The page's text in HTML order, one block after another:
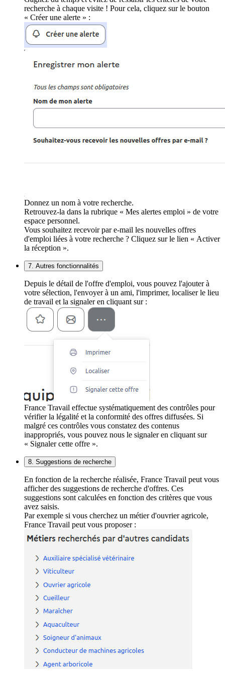
recherche à chaque visite ! Pour cela, cliquez sur le bouton
« Créer une alerte » :
Donnez un nom à votre recherche.
Retrouvez-la dans la rubrique « Mes alertes emploi » de votre
espace personnel.
Vous souhaitez recevoir par e-mail les nouvelles offres
d'emploi liées à votre recherche ? Cliquez sur le lien « Activer
la réception ».
7. Autres fonctionnalités
Depuis le détail de l'offre d'emploi, vous pouvez l'ajouter à
votre sélection, l'envoyer à un ami, l'imprimer, localiser le lieu
de travail et la signaler en cliquant sur :
France Travail effectue systématiquement des contrôles pour
vérifier la légalité et la conformité des offres diffusées. Si
malgré ces contrôles vous constatez des contenus
inappropriés, vous pouvez nous le signaler en cliquant sur
« Signaler cette offre ».
8. Suggestions de recherche
En fonction de la recherche réalisée, France Travail peut vous
afficher des suggestions de recherche d'offres. Ces
suggestions sont calculées en fonction des critères que vous
avez saisis.
Par exemple si vous cherchez un métier d'ouvrier agricole,
France Travail peut vous proposer :